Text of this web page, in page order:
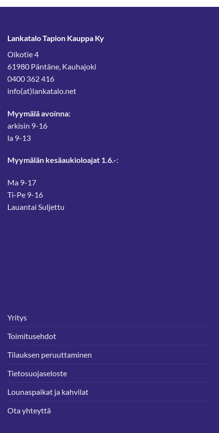
Lankatalo Tapion Kauppa Ky
Oikotie 4
61980 Päntäne, Kauhajoki
0400 362 416
info(at)lankatalo.net
Myymälä avoinna:
arkisin 9-16
la 9-13
Myymälän kesäaukioloajat 1.6.-:
Ma 9-17
Ti-Pe 9-16
Lauantai Suljettu
Yritys
Toimitusehdot
Tilauksen peruuttaminen
Tietosuojaseloste
Lounaspaikat ja kahvilat
Ota yhteyttä